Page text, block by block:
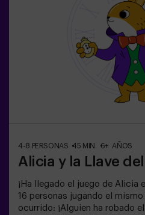
4-8 PERSONAS 45 MIN. 6+ AÑOS
Alicia y la Llave
¡Ha llegado el juego de Alicia
16 personas jugando el
ocurrido: ¡Alguien ha robado